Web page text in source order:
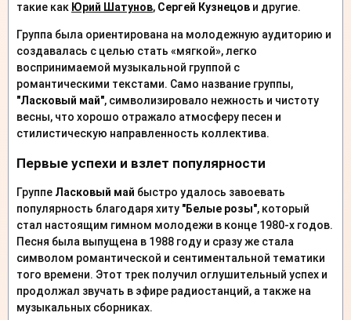
такие как Юрий Шатунов, Сергей Кузнецов и другие.
Группа была ориентирована на молодежную аудиторию и
создавалась с целью стать «мягкой», легко
воспринимаемой музыкальной группой с
романтическими текстами. Само название группы,
"Ласковый май", символизировало нежность и чистоту
весны, что хорошо отражало атмосферу песен и
стилистическую направленность коллектива.
Первые успехи и взлет популярности
Группе Ласковый май быстро удалось завоевать
популярность благодаря хиту "Белые розы", который
стал настоящим гимном молодежи в конце 1980-х годов.
Песня была выпущена в 1988 году и сразу же стала
символом романтической и сентиментальной тематики
того времени. Этот трек получил оглушительный успех и
продолжал звучать в эфире радиостанций, а также на
музыкальных сборниках.